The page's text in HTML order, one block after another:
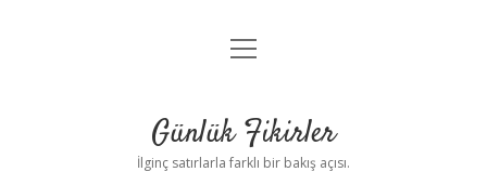
Anasayfa
Yasal Uyarı
menüyü
Günlük Fikirler
İlginç satırlarla farklı bir bakış açısı.